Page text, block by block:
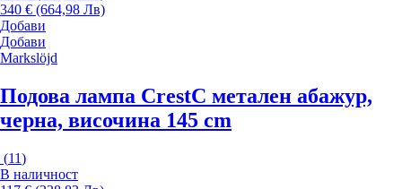
340 € (664,98 Лв)
Добави
Добави
Markslöjd
Подова лампа CrestС метален абажур,
черна, височина 145 cm
(11)
В наличност